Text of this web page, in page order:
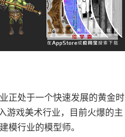
正处于一个快速发展的黄金时
游戏美术行业，目前火爆的主
模行业的模型师。